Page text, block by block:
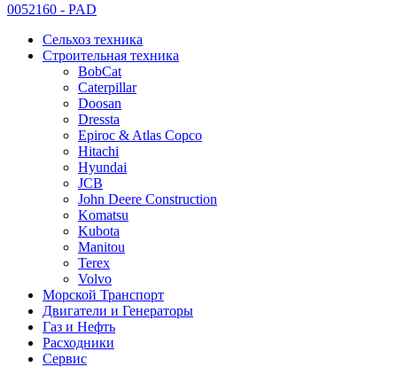
0052160 - PAD
Сельхоз техника
Строительная техника
BobCat
Caterpillar
Doosan
Dressta
Epiroc & Atlas Copco
Hitachi
Hyundai
JCB
John Deere Construction
Komatsu
Kubota
Manitou
Terex
Volvo
Морской Транспорт
Двигатели и Генераторы
Газ и Нефть
Расходники
Сервис